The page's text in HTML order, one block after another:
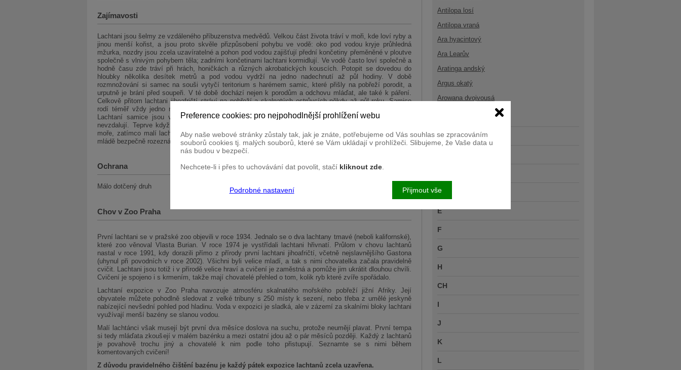
Zajímavosti
Lachtani jsou šelmy ze vzdáleného příbuzenstva medvědů. Velkou část života tráví v moři, kde loví ryby a
jinou menší kořist, a jsou proto skvěle přizpůsobení pohybu ve vodě: oko pod vodou kryje průhledná
mžurka, nozdry jsou zcela uzavíratelné a pohon pod vodou zajišťují přední končetiny přeměněné v ploutve
společně s vlnivým pohybem těla; zadními končetinami lachtani kormidlují. Ve vodě často loví společně a
hodně času zde tráví při hrách, honičkách a různých akrobatických kouscích. Potopit se dovedou do
hloubky několika desítek metrů a pod vodou vydrží na jedno nadechnutí až půl hodiny. V době
rozmnožování si samec na souši vytyčí teritorium s harémem samic, které přišly na pobřeží porodit, a
urputně je brání před soupeři. V té době dochází nejen k porodům a odchovu mláďat, ale také k páření.
Celkově přitom lachtani jihoafričtí stráví na pobřeží a skalnatých ostrůvcích někdy až půl roku. Samice
rodí téměř vždy jedno mládě. Dvojčata jsou velmi vzácná a obvykle nemají velkou naději na přežití.
Lachtaní samice jsou velmi starostlivé matky, které se v prvních dnech od svého potomka téměř
nevzdalují. Teprve když mláďata trochu zesílí, vydávají se samice na stále delší lovecké výpravy na
moře, zatímco malí lachtani zůstávají na břehu v jakýchsi školkách. Když se samice vrátí z lovu, své
mládě bezpečně rozezná mezi desítkami ostatních podle hlasu a pachu.
Ochrana
Málo dotčený druh
Chov v Zoo Praha
První lachtani se v pražské zoo objevili v roce 1934. Jednalo se o dva lachtany tmavé (neboli kalifornské),
které zoo věnoval Vlasta Burian. V roce 1974 je vystřídali lachtani hřivnatí. Průlom v chovu lachtanů
nastal v roce 1991, kdy dorazili přímo z přírody první lachtani jihoafričtí, včetně nejslavnějšího Gastona
(uhynul při povodních v roce 2002). Všichni byli velice mladí, a tak s nimi chovatelka začala pravidelně
cvičit. Lachtani jsou totiž i v přírodě velice hraví a cvičení je zaměstná a pomůže jim ukrátit dlouhou chvíli.
Cvičení je spojeno i s krmením, takže mají chovatelé přehled o tom, kolik ryb které zvíře spořádalo.
Lachtaní expozice v Zoo Praha navozuje atmosféru skalnatého mořského pobřeží jižní Afriky. Její
obyvatele můžete pohodlně sledovat z velké tribuny s 250 místy k sezení, nebo třeba z umělé jeskyně
nabízející nevšední pohled pod hladinu. Voda v expozici je sladká, ale v zázemí za skalními bloky lachtani
využívají menší bazény se slanou vodou.
Malí lachtánci však musejí být první dva měsíce doslova na suchu, protože neumějí plavat. První tempa
si tedy mláďata zkoušejí v malém bazénku a mezi ostatní jdou až o pár měsíců později. Každý z lachtanů
je povahově trochu jiný a chovatelé k nim podle toho přistupují. Seznamte se s nimi během
komentovaných cvičení!
Z důvodu pravidelného čištění bazénu je každý pátek expozice lachtanů zcela uzavřena.
Antilopa losí
Antilopa vraná
Ara hyacintový
Ara Learův
Aratinga andský
Argus okatý
Arowana dvojvousá
C
Ď
E
F
G
H
CH
I
J
K
L
Preference cookies: pro nejpohodlnější prohlížení webu
Aby naše webové stránky zůstaly tak, jak je znáte, potřebujeme od Vás souhlas se zpracováním
souborů cookies tj. malých souborů, které se Vám ukládají v prohlížeči. Slibujeme, že Vaše data u
nás budou v bezpečí.
Nechcete-li i přes to uchovávání dat povolit, stačí kliknout zde
Podrobné nastavení Přijmout vše